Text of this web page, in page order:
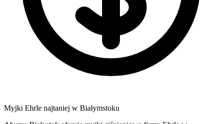
Myjki Ehrle najtaniej w Białymstoku